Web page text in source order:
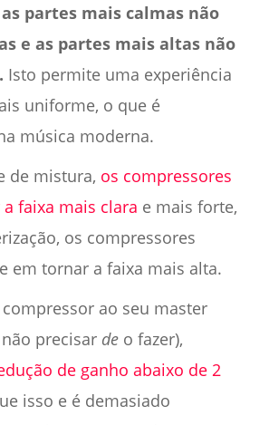
partes mais calmas não
e as partes mais altas não
Isto permite uma experiência
uniforme, o que é
música moderna.
de mistura, os compressores
faixa mais clara e mais forte,
os compressores
em tornar a faixa mais alta.
ao seu master
precisar deo fazer),
de ganho abaixo de 2
isso e é demasiado